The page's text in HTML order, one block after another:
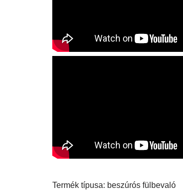
Termék típusa: beszúrós fülbevaló